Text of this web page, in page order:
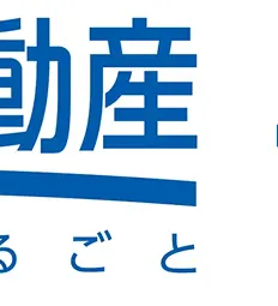
等）のほか、水漏れが原因の
さい。
理会社へご連絡ください。
わせください。